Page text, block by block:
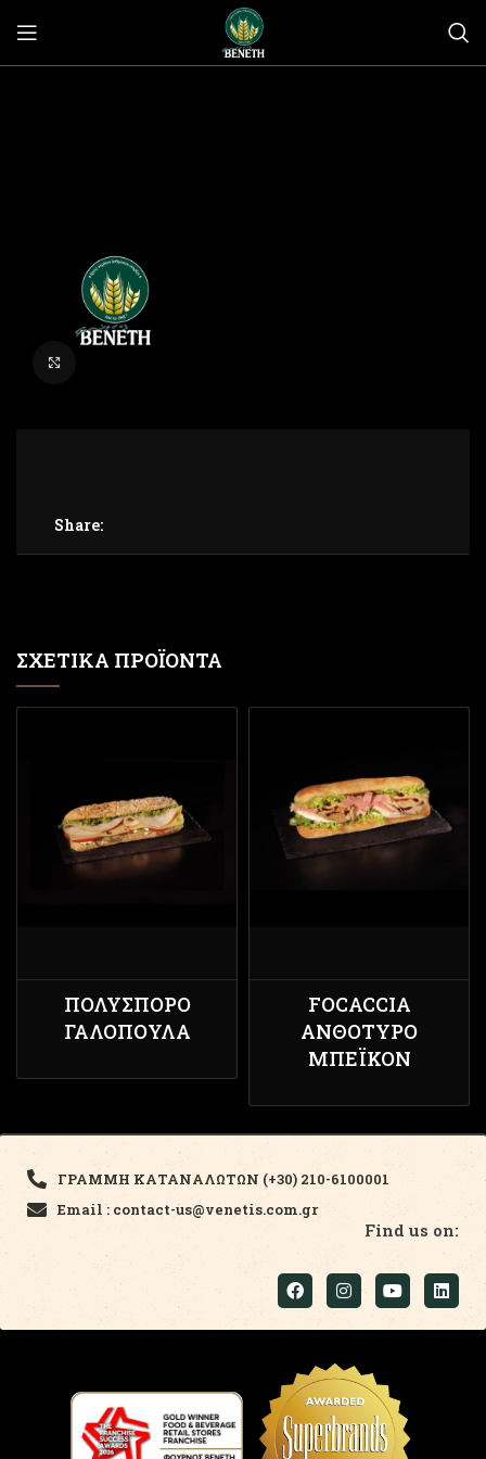
Share:
ΣΧΕΤΙΚΆ ΠΡΟΪΌΝΤΑ
ΠΟΛΎΣΠΟΡΟ
ΓΑΛΟΠΟΎΛΑ
FOCACCIA
ΑΝΘΌΤΥΡΟ
ΜΠΈΙΚΟΝ
ΓΡΑΜΜΗ ΚΑΤΑΝΑΛΩΤΩΝ (+30) 210-6100001
Email : contact-us@venetis.com.gr
Find us on: